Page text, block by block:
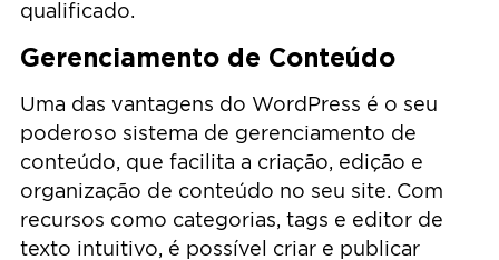
qualificado.
Gerenciamento de Conteúdo
Uma das vantagens do WordPress é o seu
poderoso sistema de gerenciamento de
conteúdo, que facilita a criação, edição e
organização de conteúdo no seu site. Com
recursos como categorias, tags e editor de
texto intuitivo, é possível criar e publicar